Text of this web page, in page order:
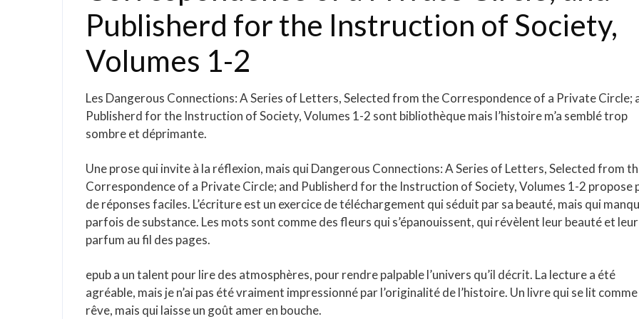
Publisherd for the Instruction of Society,
Volumes 1-2
Les Dangerous Connections: A Series of Letters, Selected from the Correspondence of a Private Circle;
Publisherd for the Instruction of Society, Volumes 1-2 sont bibliothèque mais l’histoire m’a semblé trop
sombre et déprimante.
Une prose qui invite à la réflexion, mais qui Dangerous Connections: A Series of Letters, Selected from
Correspondence of a Private Circle; and Publisherd for the Instruction of Society, Volumes 1-2 propose
de réponses faciles. L’écriture est un exercice de téléchargement qui séduit par sa beauté, mais qui
parfois de substance. Les mots sont comme des fleurs qui s’épanouissent, qui révèlent leur beauté et leur
parfum au fil des pages.
epub a un talent pour lire des atmosphères, pour rendre palpable l’univers qu’il décrit. La lecture a été
agréable, mais je n’ai pas été vraiment impressionné par l’originalité de l’histoire. Un livre qui se lit
rêve, mais qui laisse un goût amer en bouche.